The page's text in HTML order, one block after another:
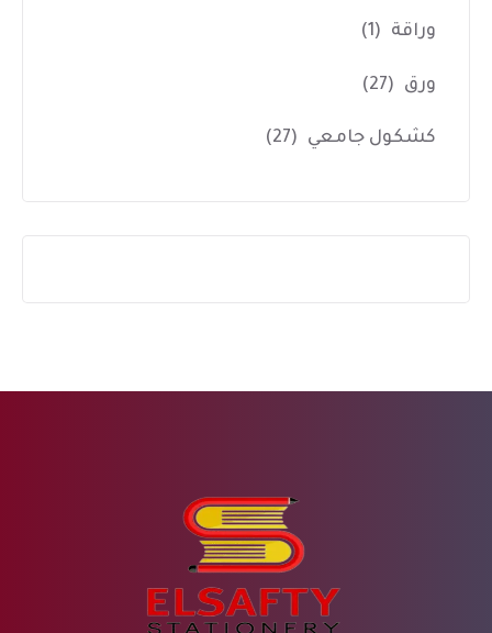
وراقة (1)
ورق (27)
كشكول جامعي (27)